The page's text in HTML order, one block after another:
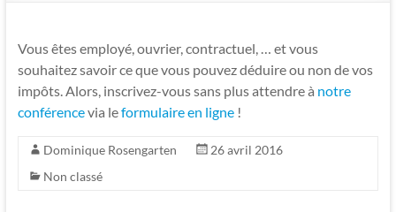
Vous êtes employé, ouvrier, contractuel, … et vous
souhaitez savoir ce que vous pouvez déduire ou non de vos
impôts. Alors, inscrivez-vous sans plus attendre à notre
conférencevia leformulaire en ligne!
Dominique Rosengarten
26 avril 2016
Non classé